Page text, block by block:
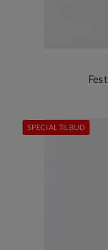
SPECIAL TILBUD